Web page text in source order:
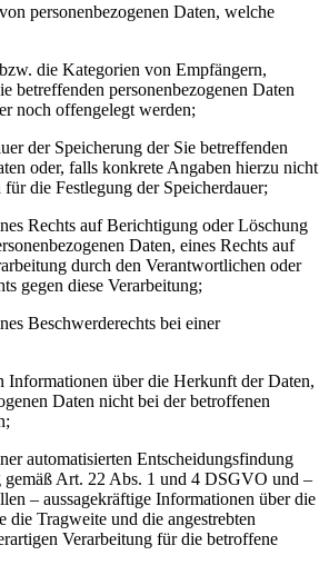
personenbezogenen Daten, welche
die Kategorien von Empfängern,
betreffenden personenbezogenen Daten
noch offengelegt werden;
der Speicherung der Sie betreffenden
oder, falls konkrete Angaben hierzu nicht
die Festlegung der Speicherdauer;
Rechts auf Berichtigung oder Löschung
Daten, eines Rechts auf
durch den Verantwortlichen oder
gegen diese Verarbeitung;
Beschwerderechts bei einer
über die Herkunft der Daten,
Daten nicht bei der betroffenen
automatisierten Entscheidungsfindung
Art. 22 Abs. 1 und 4 DSGVO und –
– aussagekräftige Informationen über die
Tragweite und die angestrebten
Verarbeitung für die betroffene